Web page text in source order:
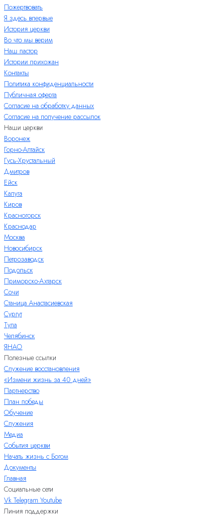
Пожертвовать
Я здесь впервые
История церкви
Во что мы верим
Наш пастор
Истории прихожан
Контакты
Политика конфиденциальности
Публичная оферта
Согласие на обработку данных
Согласие на получение рассылок
Наши церкви
Воронеж
Горно-Алтайск
Гусь-Хрустальный
Дмитров
Ейск
Калуга
Киров
Красногорск
Краснодар
Москва
Новосибирск
Петрозаводск
Подольск
Приморско-Ахтарск
Сочи
Станица Анастасиевская
Сургут
Тула
Челябинск
ЯНАО
Полезные ссылки
Служение восстановления
«Измени жизнь за 40 дней»
Партнерство
План победы
Обучение
Служения
Медиа
События церкви
Начать жизнь с Богом
Документы
Главная
Социальные сети
Vk Telegram Youtube
Линия поддержки